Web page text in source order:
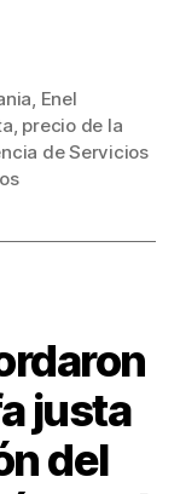
, Enel
, precio de la
de Servicios
justa
del